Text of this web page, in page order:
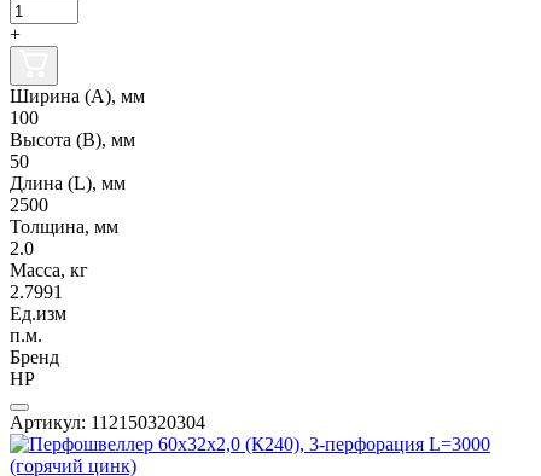
+
Ширина (А), мм
100
Высота (В), мм
50
Длина (L), мм
2500
Толщина, мм
2.0
Масса, кг
2.7991
Ед.изм
п.м.
Бренд
НР
Артикул: 112150320304